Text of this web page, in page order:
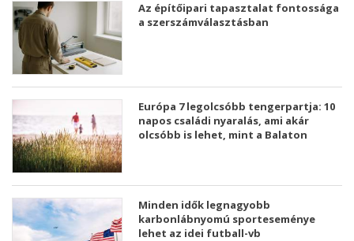
Az építőipari tapasztalat fontossága
a szerszámválasztásban
Európa 7 legolcsóbb tengerpartja: 10
napos családi nyaralás, ami akár
olcsóbb is lehet, mint a Balaton
Minden idők legnagyobb
karbonlábnyomú sporteseménye
lehet az idei futball-vb